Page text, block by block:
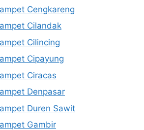
Cengkareng
Cilandak
Cilincing
Cipayung
Ciracas
Denpasar
Duren Sawit
Gambir